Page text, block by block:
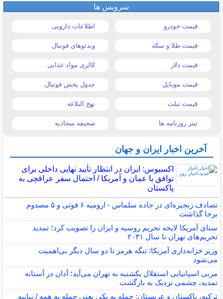
سرویس ها
قیمت خودرو اطلاعات دارویی
قیمت طلا و سکه ویدئوهای فوتبال
قیمت دلار کالری مواد غذایی
قیمت موبایل جدول پخش فوتبال
قیمت تبلت نهج البلاغه
تیتر روزنامه ها صحیفه سجادیه
آخرین اخبار ایران و جهان
اکسیوس: ایران در انتظار تأیید نهایی داخلی برای
توافق با عمان و آمریکا / احتمال سفر عراقچی به
پاکستان
تصادف زنجیره‌ای در جاده سلماس - ارومیه ۶ فوتی و ۵ مصدوم
برجا گذاشت
سنای آمریکا لایحه تحریم روسیه و ایران را تصویب کرد؛ تمدید
تحریم‌های تهران تا سال ۲۰۳۱
وزیر خزانه‌داری آمریکا: تنگه هرمز تا دو سال دیگر بی‌اهمیت
می‌شود
مربی اسپانیایی استقلال یکشنبه به تهران می‌آید؛ آدان در آستانه
تمدید، چشمی نزدیک به بازگشت
ترکیه، پاکستان و عربستان: حمله به یکی یعنی حمله به همه / بیانیه